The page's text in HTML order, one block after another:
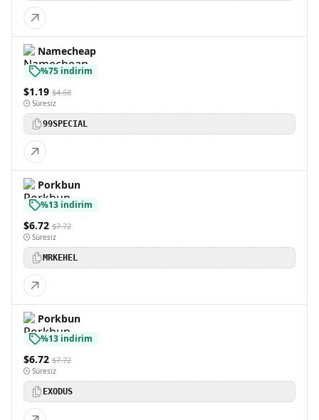
Namecheap
%75 indirim
$1.19 $4.68
Süresiz
99SPECIAL
Porkbun
%13 indirim
$6.72 $7.72
Süresiz
MRKEHEL
Porkbun
%13 indirim
$6.72 $7.72
Süresiz
EXODUS